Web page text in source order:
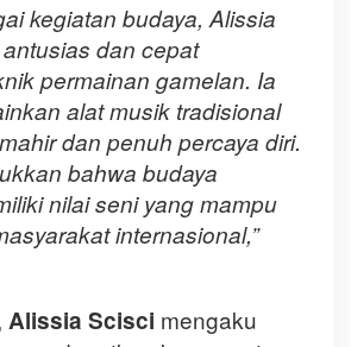
kegiatan budaya, Alissia
dan cepat
permainan gamelan. Ia
alat musik tradisional
dan penuh percaya diri.
bahwa budaya
nilai seni yang mampu
internasional,”
Alissia Scisci mengaku